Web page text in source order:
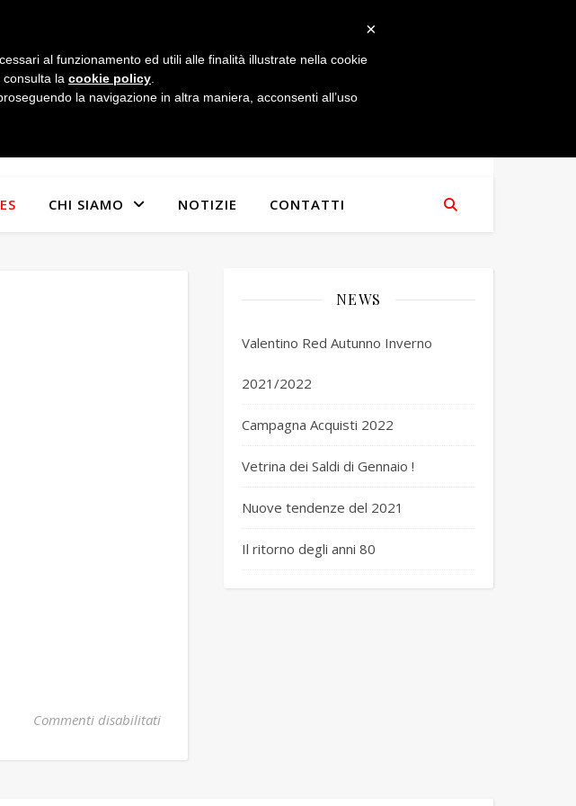
CHI SIAMO NOTIZIE CONTATTI
Commenti disabilitatisu verde
NEWS
Valentino Red Autunno Inverno
2021/2022
Campagna Acquisti 2022
Vetrina dei Saldi di Gennaio !
Nuove tendenze del 2021
Il ritorno degli anni 80
×
al funzionamento ed utili alle finalità illustrate nella cookie
la cookie policy
la navigazione in altra maniera, acconsenti all’uso